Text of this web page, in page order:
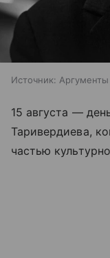
Источник:
15 августа —
Таривердиева,
частью